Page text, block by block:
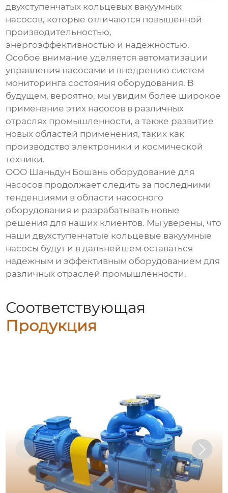
двухступенчатых кольцевых вакуумных
насосов, которые отличаются повышенной
производительностью,
энергоэффективностью и надежностью.
Особое внимание уделяется автоматизации
управления насосами и внедрению систем
мониторинга состояния оборудования. В
будущем, вероятно, мы увидим более широкое
применение этих насосов в различных
отраслях промышленности, а также развитие
новых областей применения, таких как
производство электроники и космической
техники.
ООО Шаньдун Бошань оборудование для
насосов продолжает следить за последними
тенденциями в области насосного
оборудования и разрабатывать новые
решения для наших клиентов. Мы уверены, что
нашидвухступенчатые кольцевые вакуумные
насосы будут и в дальнейшем оставаться
надежным и эффективным оборудованием для
различных отраслей промышленности.
Соответствующая
Продукция